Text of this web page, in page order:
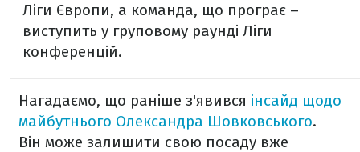
Ліги Європи, а команда, що програє –
виступить у груповому раунді Ліги
конференцій.
Нагадаємо, що раніше з'явився інсайд щодо
майбутнього Олександра Шовковського.
Він може залишити свою посаду вже